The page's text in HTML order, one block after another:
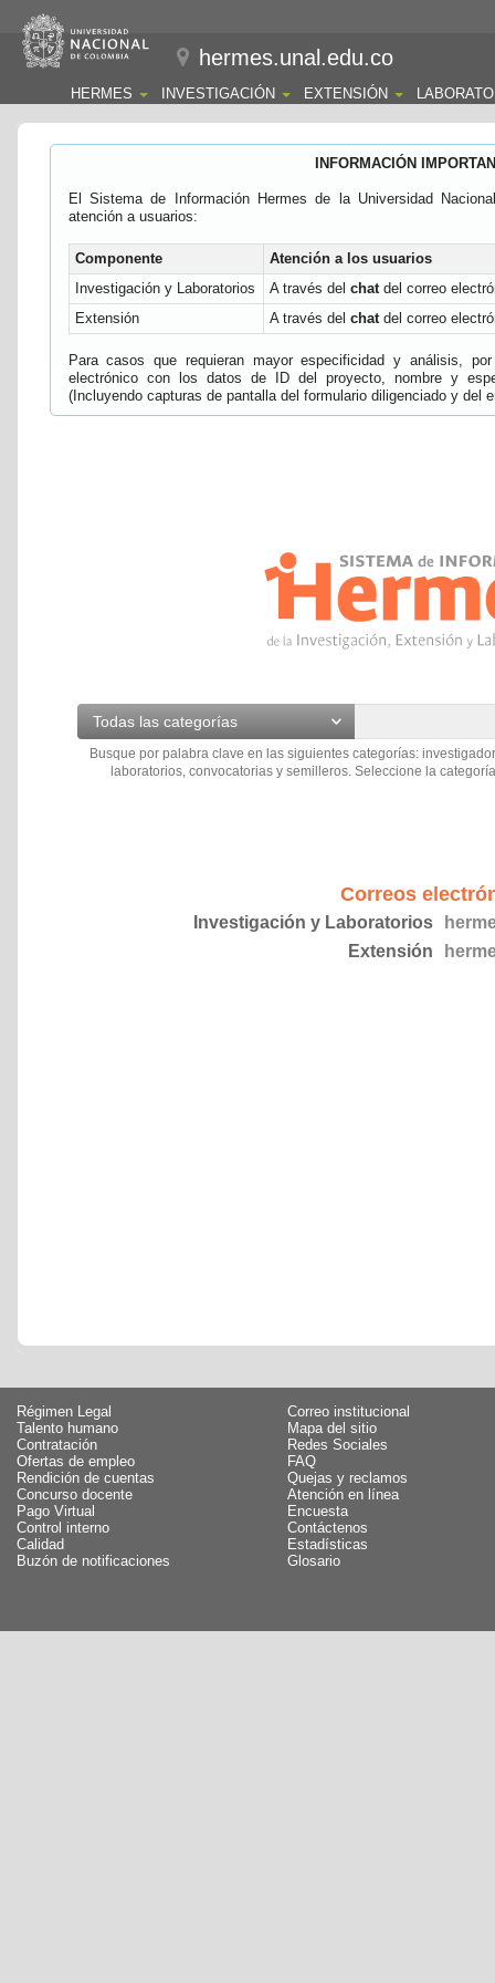
hermes.unal.edu.co
HERMES INVESTIGACIÓN EXTENSIÓN
INFORMACIÓN
El Sistema de Información Hermes de la Universidad
atención a usuarios:
Componente
Atención a los usuarios
Investigación y Laboratorios
A través del chatdel correo
Extensión
A través del chatdel correo
Para casos que requieran mayor especificidad y análisis,
electrónico con los datos de ID del proyecto, nombre y
(Incluyendo capturas de pantalla del formulario diligenciado y del
Todas las categorías
Busque por palabra clave en las siguientes categorías:
laboratorios, convocatorias y semilleros. Seleccione la
Correos
Investigación y Laboratorios
Extensión
Régimen Legal
Talento humano
Contratación
Ofertas de empleo
Rendición de cuentas
Concurso docente
Pago Virtual
Control interno
Calidad
Buzón de notificaciones
Correo institucional
Mapa del sitio
Redes Sociales
FAQ
Quejas y reclamos
Atención en línea
Encuesta
Contáctenos
Estadísticas
Glosario